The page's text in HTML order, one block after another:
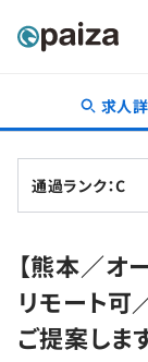
転職・キャリア
転職成功ガイド
転職エージェント
インタビュー
転職成功ガイド
新卒就活
求人検索
本選考
学習
求人
通過ランク：C
【熊本／オ
リモート可
ご提案しま